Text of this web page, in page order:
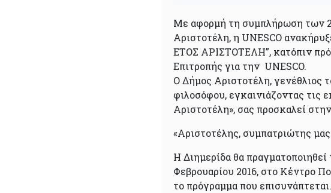
Με αφορμή τη συμπλήρωση των
Αριστοτέλη, η UNESCO
ΕΤΟΣ ΑΡΙΣΤΟΤΕΛΗ”, κατόπιν
Επιτροπής για την UNESCO.
Ο Δήμος Αριστοτέλη, γενέθλιος
φιλοσόφου, εγκαινιάζοντας τις
Αριστοτέλη», σας προσκαλεί
«Αριστοτέλης, συμπατριώτης
Η Διημερίδα θα
Φεβρουαρίου 2016, στο Κέντρο
το πρόγραμμα που επισυνάπτεται.